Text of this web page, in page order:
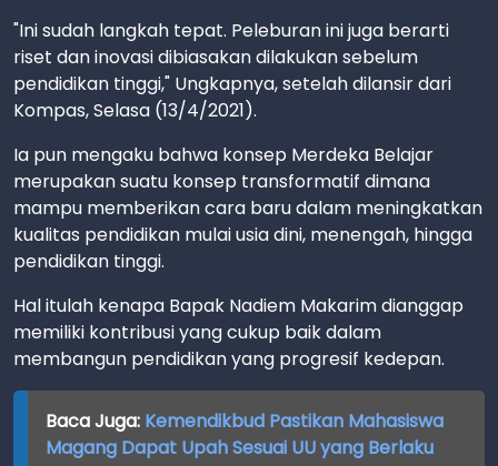
"Ini sudah langkah tepat. Peleburan ini juga berarti
riset dan inovasi dibiasakan dilakukan sebelum
pendidikan tinggi," Ungkapnya, setelah dilansir dari
Kompas, Selasa (13/4/2021).
Ia pun mengaku bahwa konsep Merdeka Belajar
merupakan suatu konsep transformatif dimana
mampu memberikan cara baru dalam meningkatkan
kualitas pendidikan mulai usia dini, menengah, hingga
pendidikan tinggi.
Hal itulah kenapa Bapak Nadiem Makarim dianggap
memiliki kontribusi yang cukup baik dalam
membangun pendidikan yang progresif kedepan.
Baca Juga: Kemendikbud Pastikan Mahasiswa
Magang Dapat Upah Sesuai UU yang Berlaku